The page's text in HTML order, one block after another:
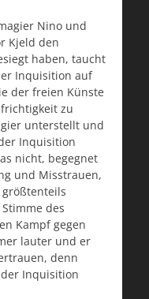
Nino und
Kjeld den
haben, taucht
Inquisition auf
der freien Künste
zu
unterstellt und
Inquisition
nicht, begegnet
und Misstrauen,
des
Kampf gegen
lauter und er
denn
Inquisition